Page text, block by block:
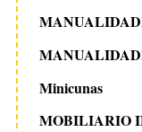
Minicunas
MOBILIARIO